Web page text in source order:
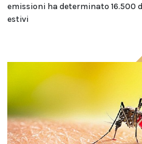
emissioni ha determinato 16.500
estivi